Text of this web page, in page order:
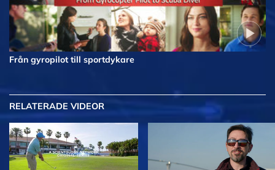
Från gyropilot till sportdykare
RELATERADE VIDEOR